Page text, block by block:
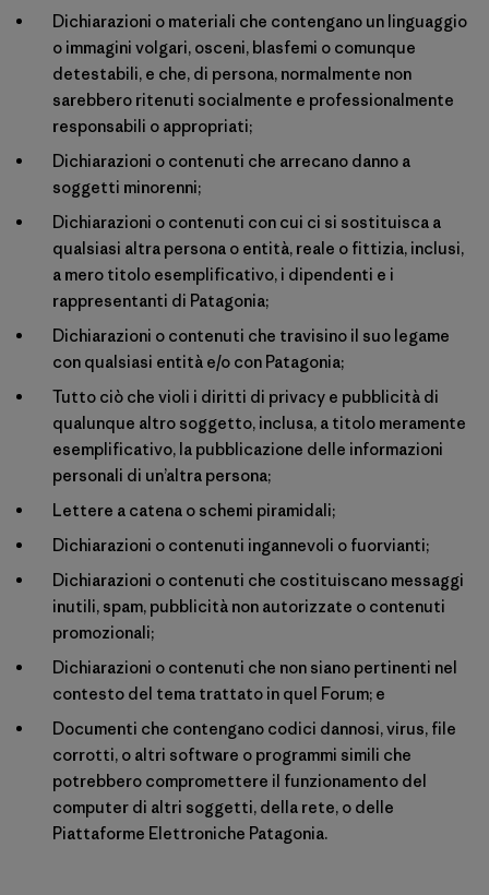
Dichiarazioni o materiali che contengano un linguaggio
o immagini volgari, osceni, blasfemi o comunque
detestabili, e che, di persona, normalmente non
sarebbero ritenuti socialmente e professionalmente
responsabili o appropriati;
Dichiarazioni o contenuti che arrecano danno a
soggetti minorenni;
Dichiarazioni o contenuti con cui ci si sostituisca a
qualsiasi altra persona o entità, reale o fittizia, inclusi,
a mero titolo esemplificativo, i dipendenti e i
rappresentanti di Patagonia;
Dichiarazioni o contenuti che travisino il suo legame
con qualsiasi entità e/o con Patagonia;
Tutto ciò che violi i diritti di privacy e pubblicità di
qualunque altro soggetto, inclusa, a titolo meramente
esemplificativo, la pubblicazione delle informazioni
personali di un’altra persona;
Lettere a catena o schemi piramidali;
Dichiarazioni o contenuti ingannevoli o fuorvianti;
Dichiarazioni o contenuti che costituiscano messaggi
inutili, spam, pubblicità non autorizzate o contenuti
promozionali;
Dichiarazioni o contenuti che non siano pertinenti nel
contesto del tema trattato in quel Forum; e
Documenti che contengano codici dannosi, virus, file
corrotti, o altri software o programmi simili che
potrebbero compromettere il funzionamento del
computer di altri soggetti, della rete, o delle
Piattaforme Elettroniche Patagonia.